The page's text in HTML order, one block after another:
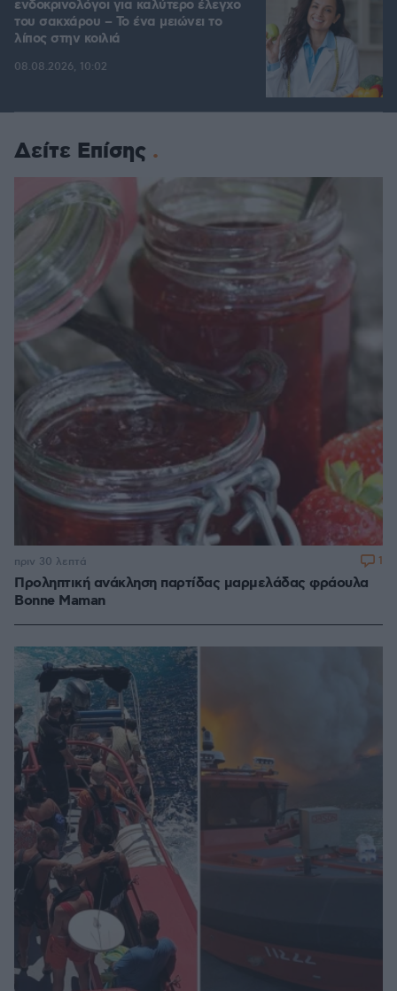
ενδοκρινολόγοι για καλύτερο έλεγχο
του σακχάρου – Το ένα μειώνει το
λίπος στην κοιλιά
08.08.2026, 10:02
Δείτε Επίσης
Προληπτική ανάκληση παρτίδας μαρμελάδας φράουλα
Bonne Maman
πριν 30 λεπτά 1